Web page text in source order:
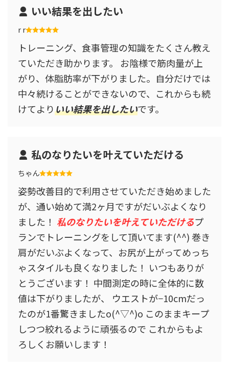
いい結果を出したい
r r
トレーニング、食事管理の知識をたくさん教え
ていただき助かります。 お陰様で筋肉量が上
がり、体脂肪率が下がりました。自分だけでは
中々続けることができないので、これからも続
けてよりいい結果を出したいです。
私のなりたいを叶えていただける
ちゃん
姿勢改善目的で利用させていただき始めました
が、通い始めて満2ヶ月ですがだいぶよくなり
ました！ 私のなりたいを叶えていただけるプ
ランでトレーニングをして頂いてます(^^) 巻き
肩がだいぶよくなって、お尻が上がってめっち
ゃスタイルも良くなりました！ いつもありが
とうございます！ 中間測定の時に全体的に数
値は下がりましたが、 ウエストが−10cmだっ
たのが1番驚きましたo(^▽^)o このままキープ
しつつ絞れるように頑張るので これからもよ
ろしくお願いします！